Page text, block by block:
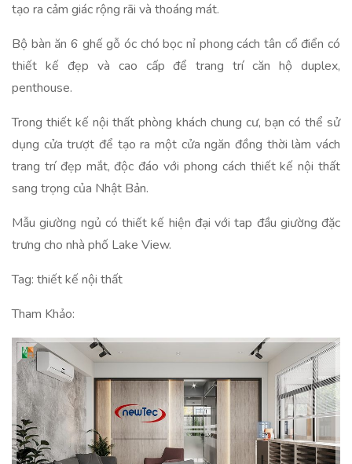
tạo ra cảm giác rộng rãi và thoáng mát.
Bộ bàn ăn 6 ghế gỗ óc chó bọc nỉ phong cách tân cổ điển có
thiết kế đẹp và cao cấp để trang trí căn hộ duplex,
penthouse.
Trong thiết kế nội thất phòng khách chung cư, bạn có thể sử
dụng cửa trượt để tạo ra một cửa ngăn đồng thời làm vách
trang trí đẹp mắt, độc đáo với phong cách thiết kế nội thất
sang trọng của Nhật Bản.
Mẫu giường ngủ có thiết kế hiện đại với tap đầu giường đặc
trưng cho nhà phố Lake View.
Tag: thiết kế nội thất
Tham Khảo: